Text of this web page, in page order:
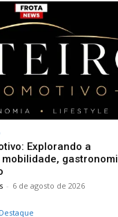
Explorando a
- 6 de agosto de 2026
Destaque